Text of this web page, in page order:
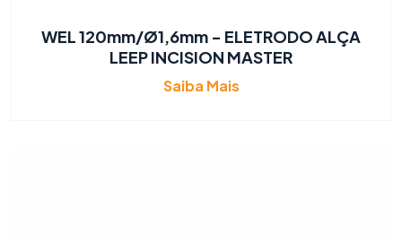
WEL 120mm/Ø1,6mm - ELETRODO ALÇA
LEEP INCISION MASTER
Saiba Mais